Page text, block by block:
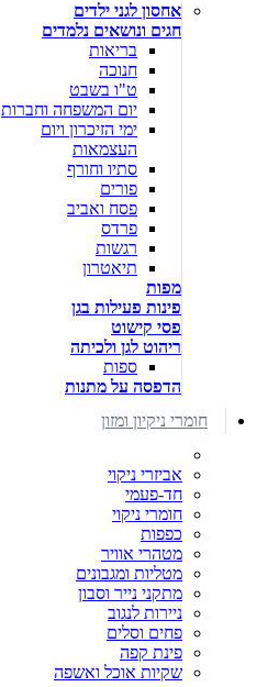
אחסון לגני ילדים
חגים ונושאים נלמדים
בריאות
חנוכה
ט"ו בשבט
יום המשפחה וחברות
ימי הזיכרון ויום
העצמאות
סתיו וחורף
פורים
פסח ואביב
פרדס
רגשות
תיאטרון
מפות
פינות פעילות בגן
פסי קישוט
ריהוט לגן ולכיתה
ספות
הדפסה על מתנות
חומרי ניקיון ומזון
אביזרי ניקוי
חד-פעמי
חומרי ניקוי
כפפות
מטהרי אוויר
מטליות ומגבונים
מתקני נייר וסבון
ניירות לנגוב
פחים וסלים
פינת קפה
שקיות אוכל ואשפה